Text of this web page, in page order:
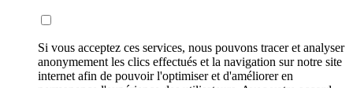
Si vous acceptez ces services, nous pouvons tracer et analyser
anonymement les clics effectués et la navigation sur notre site
internet afin de pouvoir l'optimiser et d'améliorer en